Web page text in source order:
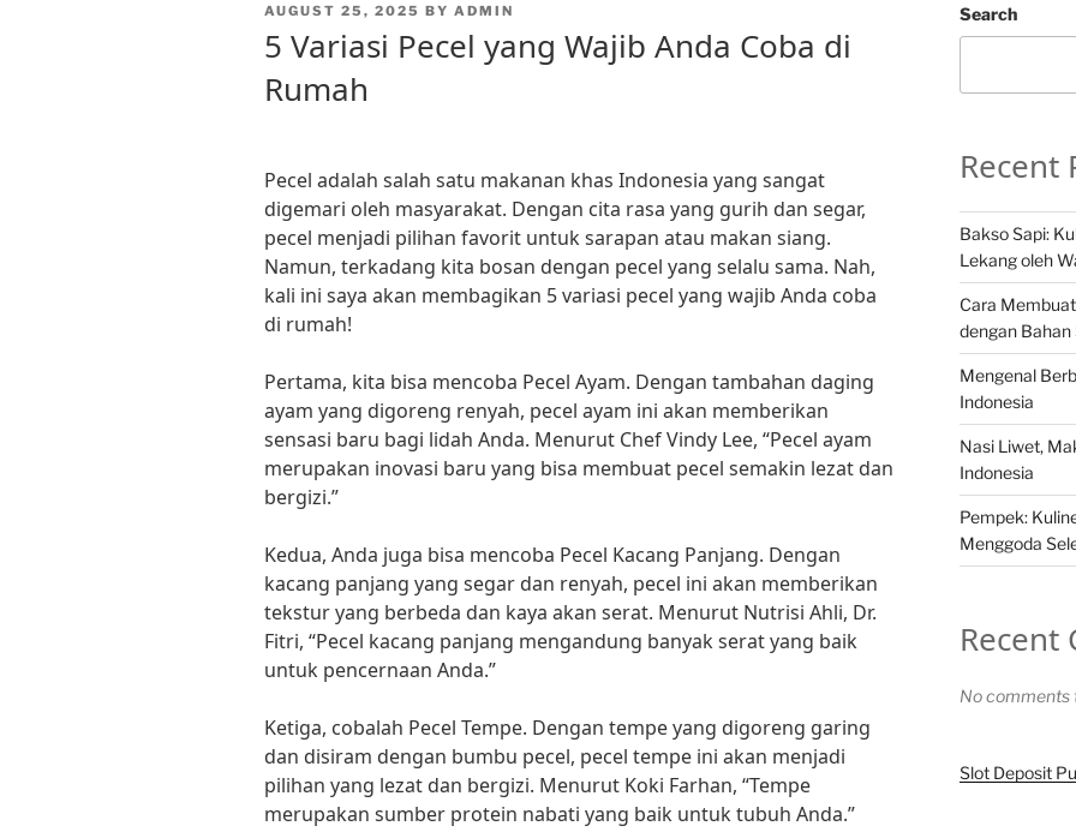
POSTED
AUGUST 25, 2025 BY ADMIN
5 Variasi Pecel yang Wajib Anda Coba di
Rumah
Pecel adalah salah satu makanan khas Indonesia yang sangat
digemari oleh masyarakat. Dengan cita rasa yang gurih dan segar,
pecel menjadi pilihan favorit untuk sarapan atau makan siang.
Namun, terkadang kita bosan dengan pecel yang selalu sama. Nah,
kali ini saya akan membagikan 5 variasi pecel yang wajib Anda coba
di rumah!
Pertama, kita bisa mencoba Pecel Ayam. Dengan tambahan daging
ayam yang digoreng renyah, pecel ayam ini akan memberikan
sensasi baru bagi lidah Anda. Menurut Chef Vindy Lee, “Pecel ayam
merupakan inovasi baru yang bisa membuat pecel semakin lezat dan
bergizi.”
Kedua, Anda juga bisa mencoba Pecel Kacang Panjang. Dengan
kacang panjang yang segar dan renyah, pecel ini akan memberikan
tekstur yang berbeda dan kaya akan serat. Menurut Nutrisi Ahli, Dr.
Fitri, “Pecel kacang panjang mengandung banyak serat yang baik
untuk pencernaan Anda.”
Ketiga, cobalah Pecel Tempe. Dengan tempe yang digoreng garing
dan disiram dengan bumbu pecel, pecel tempe ini akan menjadi
pilihan yang lezat dan bergizi. Menurut Koki Farhan, “Tempe
merupakan sumber protein nabati yang baik untuk tubuh Anda.”
Search
Recent
Bakso Sapi:
Lekang oleh
Cara
dengan Bahan
Mengenal
Indonesia
Nasi Liwet,
Indonesia
Pempek:
Menggoda
Recent
No comments
Slot Deposit